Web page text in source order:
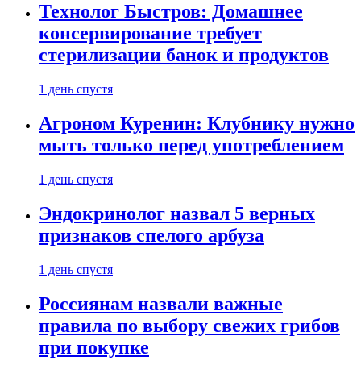
Технолог Быстров: Домашнее
консервирование требует
стерилизации банок и продуктов
1 день спустя
Агроном Куренин: Клубнику нужно
мыть только перед употреблением
1 день спустя
Эндокринолог назвал 5 верных
признаков спелого арбуза
1 день спустя
Россиянам назвали важные
правила по выбору свежих грибов
при покупке